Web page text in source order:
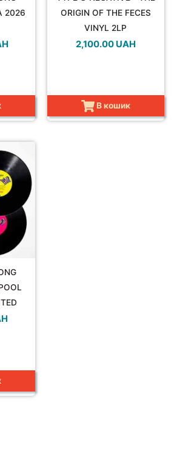
2026
ORIGIN OF THE FECES
VINYL 2LP
2,100.00 UAH
В кошик